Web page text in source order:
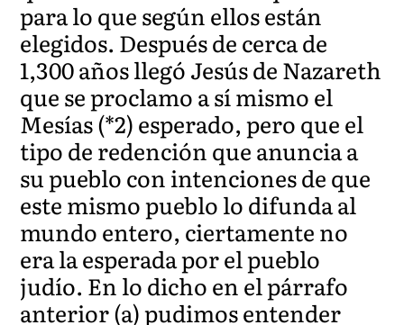
para lo que según ellos están
elegidos. Después de cerca de
1,300 años llegó Jesús de Nazareth
que se proclamo a sí mismo el
Mesías (*2) esperado, pero que el
tipo de redención que anuncia a
su pueblo con intenciones de que
este mismo pueblo lo difunda al
mundo entero, ciertamente no
era la esperada por el pueblo
judío. En lo dicho en el párrafo
anterior (a) pudimos entender